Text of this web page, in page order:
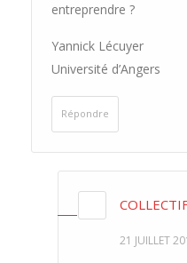
entreprendre ?
Yannick Lécuyer
Université d’Angers
Répondre
21 JUILLET